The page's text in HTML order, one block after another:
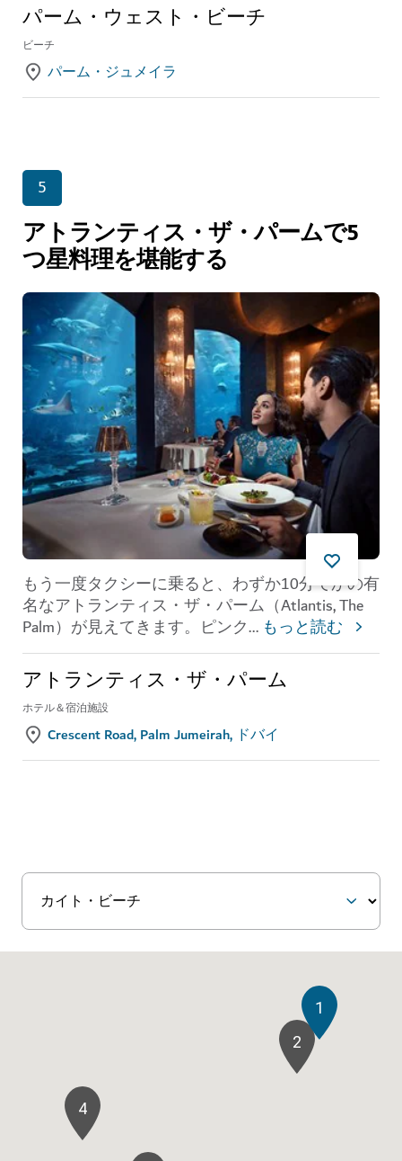
パーム・ウェスト・ビーチ
ビーチ
パーム・ジュメイラ
5
アトランティス・ザ・パームで5
つ星料理を堪能する
もう一度タクシーに乗ると、わずか10分でかの有
名なアトランティス・ザ・パーム（Atlantis, The
Palm）が見えてきます。ピンク... もっと読む
アトランティス・ザ・パーム
ホテル＆宿泊施設
Crescent Road, Palm Jumeirah, ドバイ
1
2
4